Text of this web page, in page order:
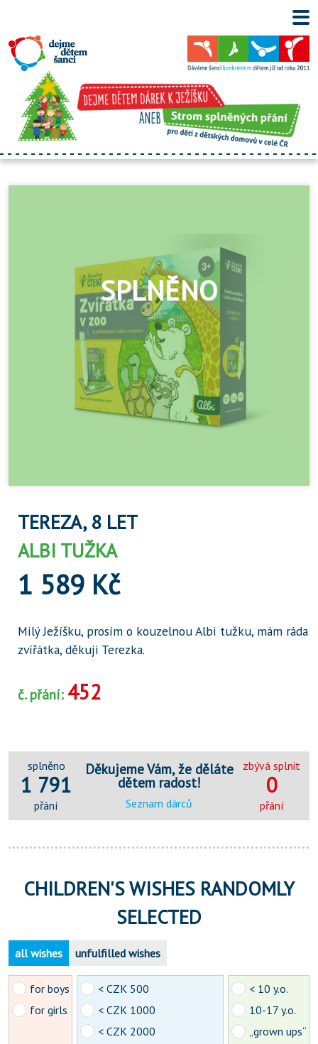
TEREZA, 8 LET
ALBI TUŽKA
1 589 Kč
Milý Ježíšku, prosím o kouzelnou Albi tužku, mám ráda
zvířátka, děkuji Terezka.
č. přání: 452
splněno
1 791
přání
Děkujeme Vám, že děláte
dětem radost!
Seznam dárců
zbývá splnit
0
přání
CHILDREN'S WISHES RANDOMLY
SELECTED
all wishes unfulfilled wishes
for boys
for girls
< CZK 500
< CZK 1000
< CZK 2000
< 10 y.o.
10-17 y.o.
„grown ups“